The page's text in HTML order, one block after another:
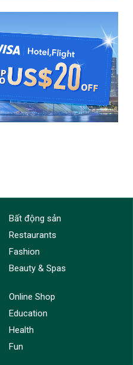
Bất động sản
Restaurants
Fashion
Beauty & Spas
Online Shop
Education
Health
Fun